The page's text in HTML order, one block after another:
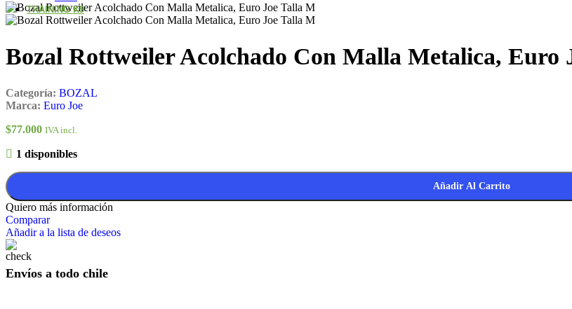
TRAINING K9
Bozal Rottweiler Acolchado Con Malla Metalica, Euro
Categoría: BOZAL
Marca: Euro Joe
$77.000 IVA incl.
1 disponibles
Añadir Al Carrito
Quiero más información
Comparar
Añadir a la lista de deseos
Envíos a todo chile